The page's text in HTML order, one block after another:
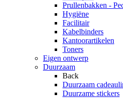
Prullenbakken -
Hygiëne
Facilitair
Kabelbinders
Kantoorartikelen
Toners
Eigen ontwerp
Duurzaam
Back
Duurzaam
Duurzame stickers